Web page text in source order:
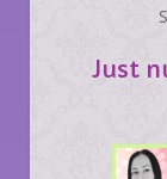
Just